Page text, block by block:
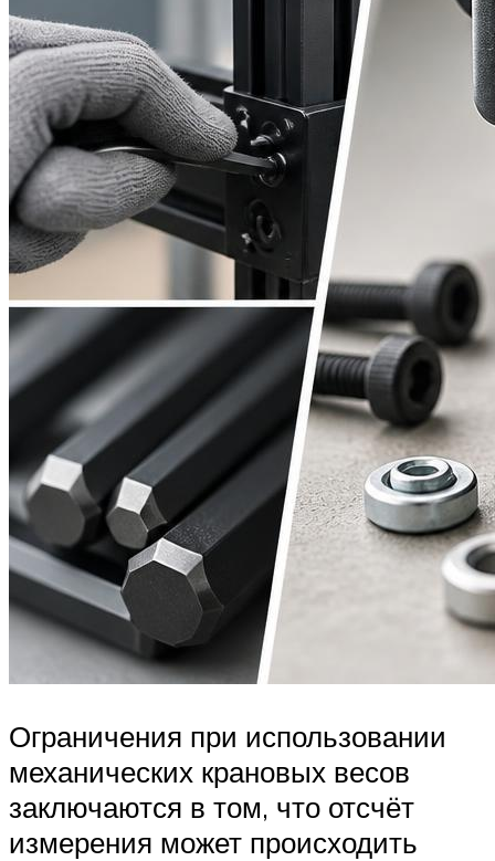
Ограничения при использовании
механических крановых весов
заключаются в том, что отсчёт
измерения может происходить